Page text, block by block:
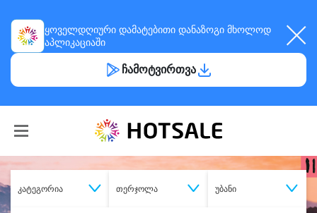
ყოველდღიური დამატებითი დანაზოგი მხოლოდ
აპლიკაციაში
ჩამოტვირთვა
კატეგორია თერჯოლა უბანი